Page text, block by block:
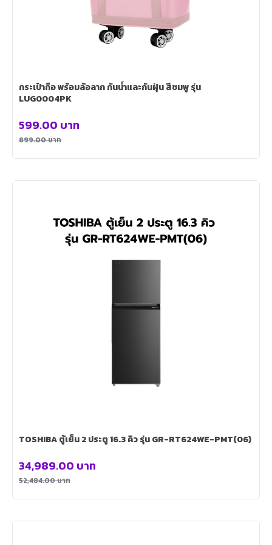
กระเป๋าถือ พร้อมล้อลาก กันน้ำและกันฝุ่น สีชมพู รุ่น
LUG0004PK
899.00บาท
599.00 บาท
TOSHIBA ตู้เย็น 2 ประตู 16.3 คิว รุ่น GR-RT624WE-PMT(06)
52,484.00บาท
34,989.00 บาท